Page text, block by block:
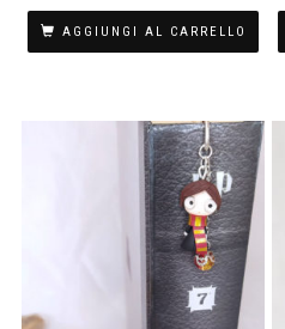
AGGIUNGI AL CARRELLO